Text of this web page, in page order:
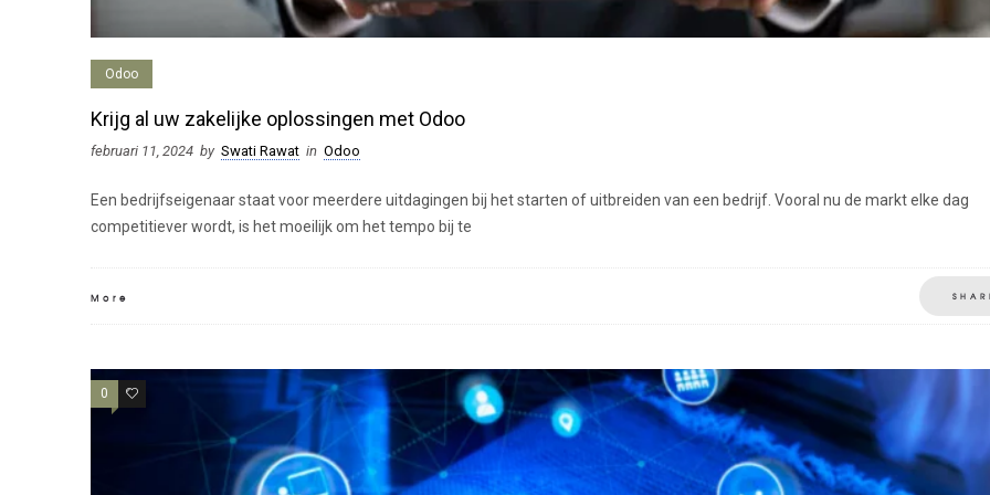
Odoo
Krijg al uw zakelijke oplossingen met Odoo
februari 11, 2024 by Swati Rawat in Odoo
Een bedrijfseigenaar staat voor meerdere uitdagingen bij het starten of uitbreiden van een bedrijf. Vooral nu de markt elke dag
competitiever wordt, is het moeilijk om het tempo bij te
More
0 0